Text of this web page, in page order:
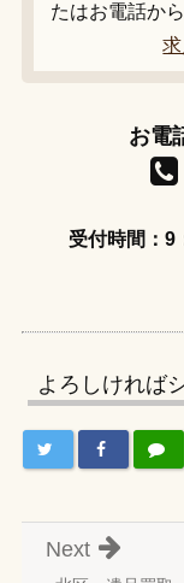
たはお電話か
お電
受付時間：9
よろしければ
Next